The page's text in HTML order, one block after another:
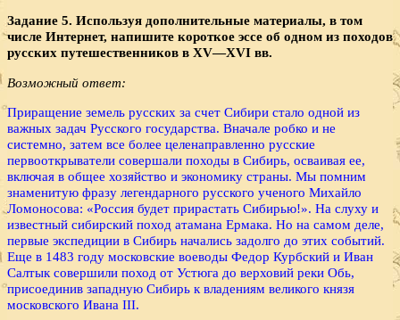
Задание 5. Используя дополнительные материалы, в том
числе Интернет, напишите короткое эссе об одном из походов
русских путешественников в XV—XVI вв.
Возможный ответ:
Приращение земель русских за счет Сибири стало одной из
важных задач Русского государства. Вначале робко и не
системно, затем все более целенаправленно русские
первооткрыватели совершали походы в Сибирь, осваивая ее,
включая в общее хозяйство и экономику страны. Мы помним
знаменитую фразу легендарного русского ученого Михайло
Ломоносова: «Россия будет прирастать Сибирью!». На слуху и
известный сибирский поход атамана Ермака. Но на самом деле,
первые экспедиции в Сибирь начались задолго до этих событий.
Еще в 1483 году московские воеводы Федор Курбский и Иван
Салтык совершили поход от Устюга до верховий реки Обь,
присоединив западную Сибирь к владениям великого князя
московского Ивана III.